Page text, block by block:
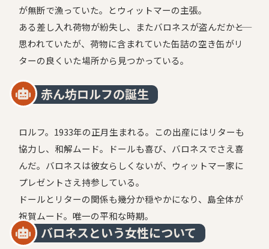
が無断で漁っていた。とウィットマーの主張。
ある差し入れ荷物が紛失し、またバロネスが盗んだか――と
思われていたが、荷物に含まれていた缶詰の空き缶がリ
ターの良くいた場所から見つかっている。
赤ん坊ロルフの誕生
ロルフ。1933年の正月生まれる。この出産にはリターも
協力し、和解ムード。ドールも喜び、バロネスでさえ喜
んだ。バロネスは彼女らしくないが、ウィットマー家に
プレゼントさえ持参している。
ドールとリターの関係も幾分か穏やかになり、島全体が
祝賀ムード。唯一の平和な時期。
バロネスという女性について